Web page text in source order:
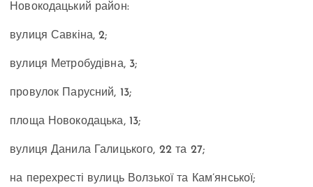
Новокодацький район:
вулиця Савкіна, 2;
вулиця Метробудівна, 3;
провулок Парусний, 13;
площа Новокодацька, 13;
вулиця Данила Галицького, 22 та 27;
на перехресті вулиць Волзької та Кам’янської;